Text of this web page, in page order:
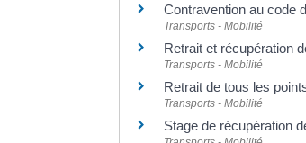
Contravention au code
Transports - Mobilité
Retrait et récupération
Transports - Mobilité
Retrait de tous les
Transports - Mobilité
Stage de récupération